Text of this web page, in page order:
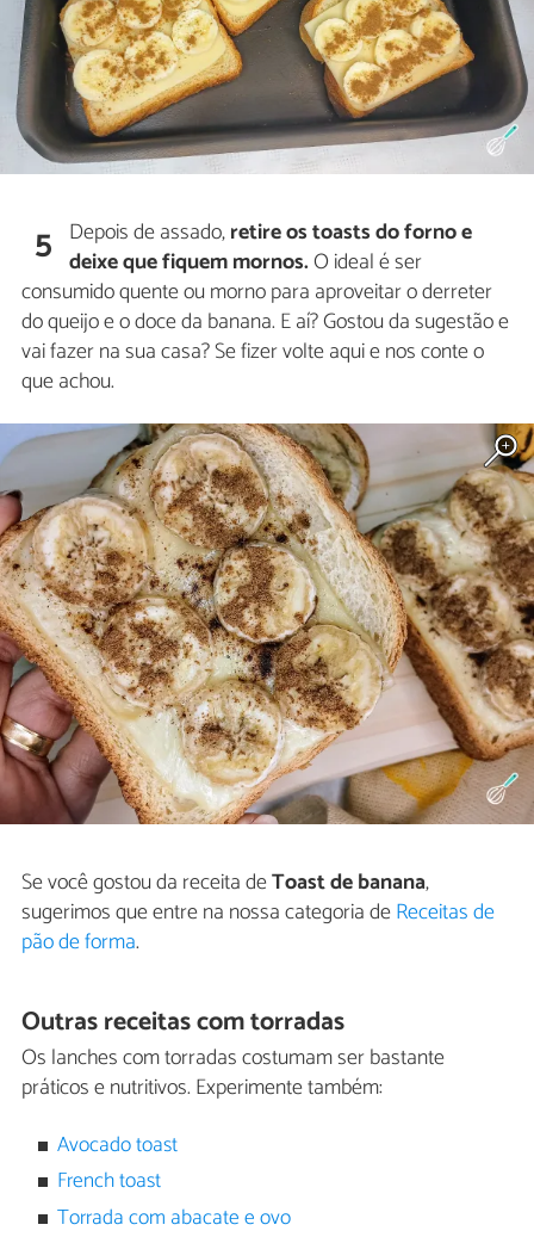
5 Depois de assado,retire os toasts do forno e
deixe que fiquem mornos.O ideal é ser
consumido quente ou morno para aproveitar o derreter
do queijo e o doce da banana. E aí? Gostou da sugestão e
vai fazer na sua casa? Se fizer volte aqui e nos conte o
que achou.
Se você gostou da receita deToast de banana,
sugerimos que entre na nossa categoria deReceitas de
pão de forma.
Outras receitas com torradas
Os lanches com torradas costumam ser bastante
práticos e nutritivos. Experimente também:
Avocado toast
French toast
Torrada com abacate e ovo